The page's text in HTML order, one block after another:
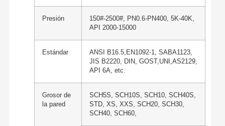
Presión
150#-2500#, PN0.6-PN400, 5K-40K,
API 2000-15000
Estándar
ANSI B16.5,EN1092-1, SABA1123,
JIS B2220, DIN, GOST,UNI,AS2129,
API 6A, etc.
Grosor de
la pared
SCH5S, SCH10S, SCH10, SCH40S,
STD, XS, XXS, SCH20, SCH30,
SCH40, SCH60,